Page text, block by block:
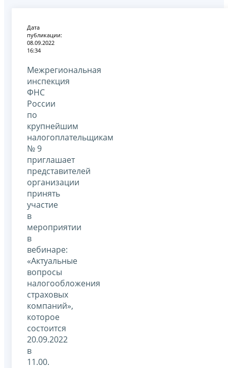
Дата
публикации:
08.09.2022
16:34
Межрегиональная
инспекция
ФНС
России
по
крупнейшим
налогоплательщикам
№ 9
приглашает
представителей
организации
принять
участие
в
мероприятии
в
вебинаре:
«Актуальные
вопросы
налогообложения
страховых
компаний»,
которое
состоится
20.09.2022
в
11.00.